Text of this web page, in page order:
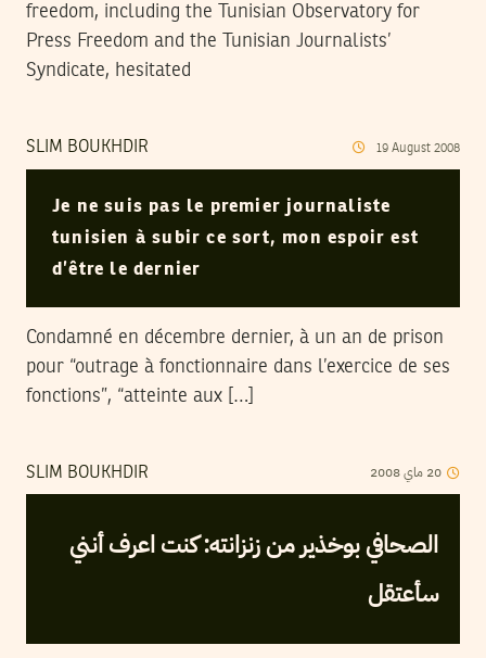
freedom, including the Tunisian Observatory for
Press Freedom and the Tunisian Journalists’
Syndicate, hesitated
SLIM BOUKHDIR 19 August 2008
Je ne suis pas le premier journaliste
tunisien à subir ce sort, mon espoir est
d’être le dernier
Condamné en décembre dernier, à un an de prison
pour “outrage à fonctionnaire dans l’exercice de ses
fonctions”, “atteinte aux […]
SLIM BOUKHDIR 20 ماي2008
الصحافي بوخذير من زنزانته: كنت اعرف أنني
سأعتقل